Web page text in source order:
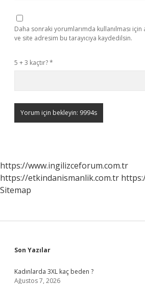
Daha sonraki yorumlarımda kullanılması
ve site adresim bu tarayıcıya kaydedilsin.
5 + 3 kaçtır?*
https://www.ingilizceforum.com.tr
https://etkindanismanlik.com.tr
Sitemap
Sidebar
Son Yazılar
Kadınlarda 3XL kaç beden ?
Ağustos 7, 2026